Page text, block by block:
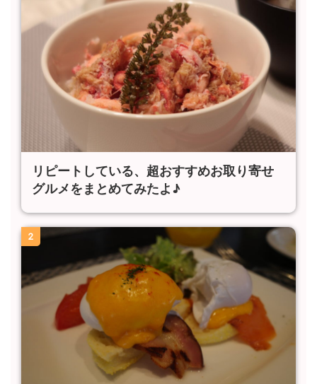
リピートしている、超おすすめお取り寄せ
グルメをまとめてみたよ♪
2